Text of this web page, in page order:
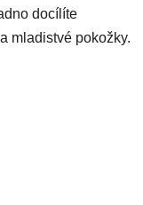
docílíte
mladistvé pokožky.